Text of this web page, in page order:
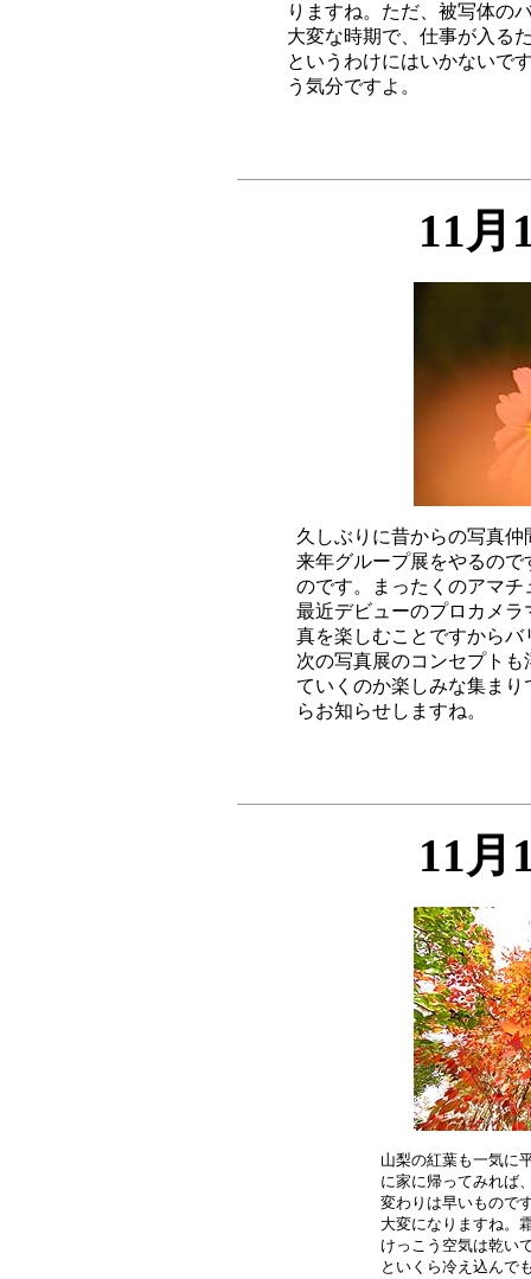
りますね。ただ、被写体の
大変な時期で、仕事が入る
というわけにはいかないで
11月
久しぶりに昔からの写真
来年グループ展をやるの
のです。まったくのアマ
最近デビューのプロカメ
真を楽しむことですから
次の写真展のコンセプト
ていくのか楽しみな集ま
11月
山梨の紅葉も一気に
に家に帰ってみれば
変わりは早いもので
大変になりますね。
けっこう空気は乾い
といくら冷え込んで